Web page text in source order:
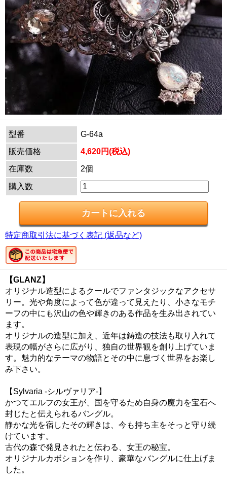
型番
G-64a
販売価格
4,620円(税込)
在庫数
2個
購入数
特定商取引法に基づく表記 (返品など)
【GLANZ】
オリジナル造型によるクールでファンタジックなアクセサ
リー。光や角度によって色が違って見えたり、小さなモチ
ーフの中にも沢山の色や輝きのある作品を生み出されてい
ます。
オリジナルの造型に加え、近年は鋳造の技法も取り入れて
表現の幅がさらに広がり、独自の世界観を創り上げていま
す。魅力的なテーマの物語とその中に息づく世界をお楽し
み下さい。
【Sylvaria -シルヴァリア-】
かつてエルフの女王が、国を守るため自身の魔力を宝石へ
封じたと伝えられるバングル。
静かな光を宿したその輝きは、今も持ち主をそっと守り続
けています。
古代の森で発見されたと伝わる、女王の秘宝。
オリジナルカボションを作り、豪華なバングルに仕上げま
した。